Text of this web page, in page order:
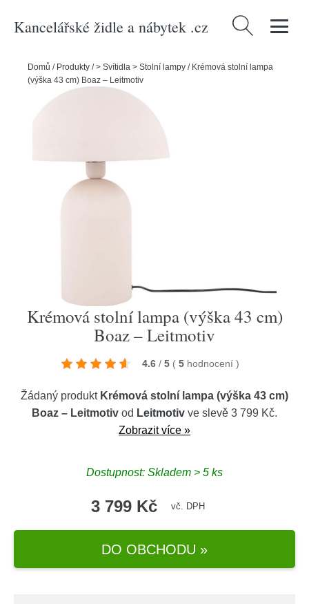
Kancelářské židle a nábytek .cz Vyhledávání
Domů / Produkty /> Svítidla > Stolní lampy / Krémová stolní lampa
(výška 43 cm) Boaz – Leitmotiv
Krémová stolní lampa (výška 43 cm)
Boaz – Leitmotiv
4.6 / 5 ( 5 hodnocení )
Žádaný produkt Krémová stolní lampa (výška 43 cm)
Boaz – Leitmotiv od Leitmotiv ve slevě 3 799 Kč.
Zobrazit více »
Dostupnost: Skladem > 5 ks
3 799 Kč vč. DPH
DO OBCHODU »